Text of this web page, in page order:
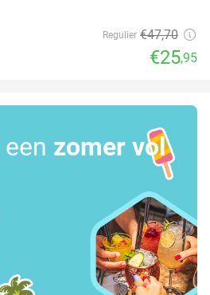
Regulier €47,70
€25,95
zomer vol